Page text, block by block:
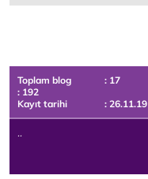
Toplam blog
: 17
: 192
Kayıt tarihi
: 26.11.19
..